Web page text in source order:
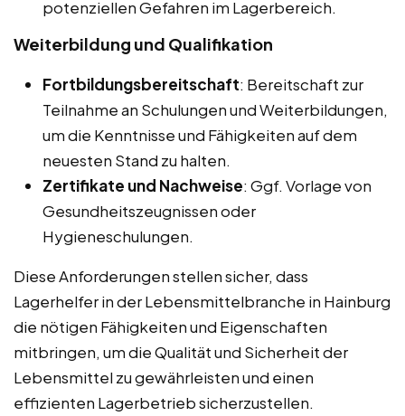
potenziellen Gefahren im Lagerbereich.
Weiterbildung und Qualifikation
Fortbildungsbereitschaft: Bereitschaft zur
Teilnahme an Schulungen und Weiterbildungen,
um die Kenntnisse und Fähigkeiten auf dem
neuesten Stand zu halten.
Zertifikate und Nachweise: Ggf. Vorlage von
Gesundheitszeugnissen oder
Hygieneschulungen.
Diese Anforderungen stellen sicher, dass
Lagerhelfer in der Lebensmittelbranche in Hainburg
die nötigen Fähigkeiten und Eigenschaften
mitbringen, um die Qualität und Sicherheit der
Lebensmittel zu gewährleisten und einen
effizienten Lagerbetrieb sicherzustellen.